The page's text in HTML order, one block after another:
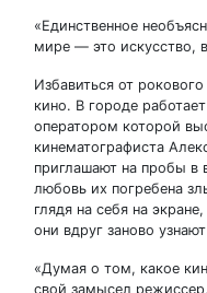
«Единственное
мире — это искусство,
Избавиться от
кино. В городе
оператором которой
кинематографиста
приглашают на пробы в
любовь их погребена
глядя на себя на
они вдруг заново
«Думая о том, какое
свой замысел